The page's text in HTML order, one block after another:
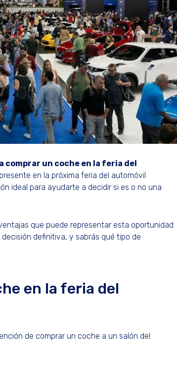
comprar un coche en la feria del
en la próxima feria del automóvil
ideal para ayudarte a decidir si es o no una
que puede representar esta oportunidad
definitiva, y sabrás qué tipo de
en la feria del
de comprar un coche a un salón del